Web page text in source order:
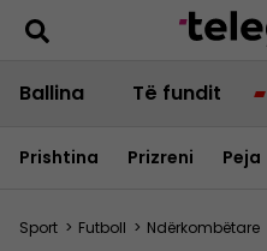
Ballina Të fundit
Prishtina Prizreni Peja
Sport > Futboll > Ndërkombëtare